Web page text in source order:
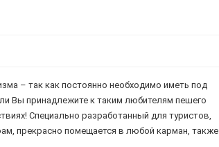
– так как постоянно необходимо иметь под
Вы принадлежите к таким любителям пешего
Специально разработанный для туристов,
прекрасно помещается в любой карман, также